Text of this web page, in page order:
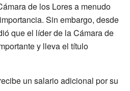
de los Lores a menudo
Sin embargo, desde
que el líder de la Cámara de
y lleva el título
un salario adicional por su